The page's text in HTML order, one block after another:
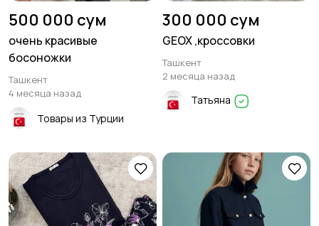
500 000 сум
очень красивые
босоножки
Ташкент
4 месяца назад
Товары из Турции
300 000 сум
GEOX ,кроссовки
Ташкент
2 месяца назад
Татьяна